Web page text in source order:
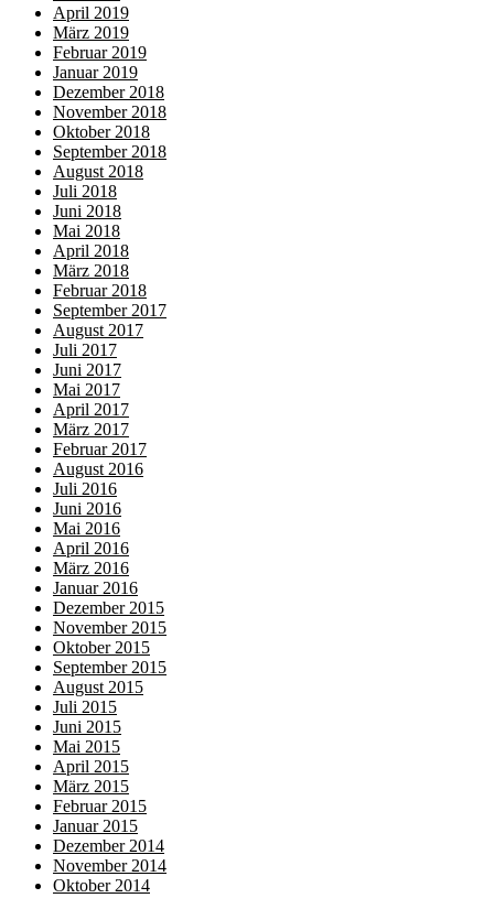
April 2019
März 2019
Februar 2019
Januar 2019
Dezember 2018
November 2018
Oktober 2018
September 2018
August 2018
Juli 2018
Juni 2018
Mai 2018
April 2018
März 2018
Februar 2018
September 2017
August 2017
Juli 2017
Juni 2017
Mai 2017
April 2017
März 2017
Februar 2017
August 2016
Juli 2016
Juni 2016
Mai 2016
April 2016
März 2016
Januar 2016
Dezember 2015
November 2015
Oktober 2015
September 2015
August 2015
Juli 2015
Juni 2015
Mai 2015
April 2015
März 2015
Februar 2015
Januar 2015
Dezember 2014
November 2014
Oktober 2014